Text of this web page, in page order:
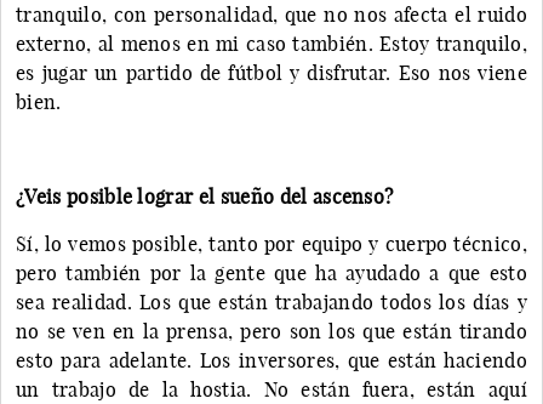
tranquilo, con personalidad, que no nos afecta el ruido
externo, al menos en mi caso también. Estoy tranquilo,
es jugar un partido de fútbol y disfrutar. Eso nos viene
bien.
¿Veis posible lograr el sueño del ascenso?
Sí, lo vemos posible, tanto por equipo y cuerpo técnico,
pero también por la gente que ha ayudado a que esto
sea realidad. Los que están trabajando todos los días y
no se ven en la prensa, pero son los que están tirando
esto para adelante. Los inversores, que están haciendo
un trabajo de la hostia. No están fuera, están aquí